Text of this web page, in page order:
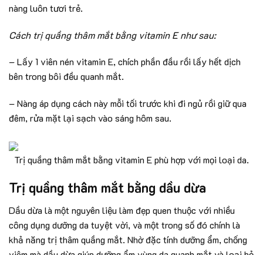
nàng luôn tươi trẻ.
Cách trị quầng thâm mắt bằng vitamin E như sau:
– Lấy 1 viên nén vitamin E, chích phần đầu rồi lấy hết dịch
bên trong bôi đều quanh mắt.
– Nàng áp dụng cách này mỗi tối trước khi đi ngủ rồi giữ qua
đêm, rửa mặt lại sạch vào sáng hôm sau.
Trị quầng thâm mắt bằng vitamin E phù hợp với mọi loại da.
Trị quầng thâm mắt bằng dầu dừa
Dầu dừa là một nguyên liệu làm đẹp quen thuộc với nhiều
công dụng dưỡng da tuyệt vời, và một trong số đó chính là
khả năng trị thâm quầng mắt. Nhờ đặc tính dưỡng ẩm, chống